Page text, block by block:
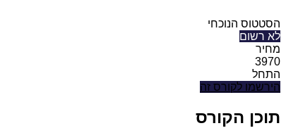
הסטטוס הנוכחי
לא רשום
מחיר
3970
התחל
הירשמו לקורס זה
תוכן הקורס